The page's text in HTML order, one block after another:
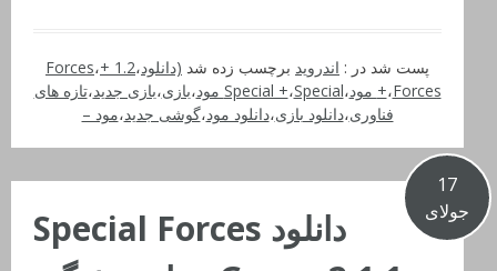
پست شد در : اندروید برچسب زده شد (دانلود،1.2 + ،Forces
+،Forces مود ، Special +،Special مود ،بازی،بازی جدید،تازه های
فناوری،دانلود بازی،دانلود مود،گوشی جدید،مود –
17
جولای
دانلود Special Forces